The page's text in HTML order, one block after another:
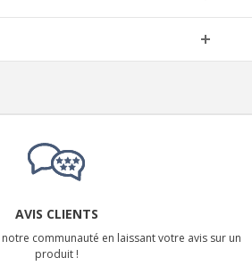
AVIS CLIENTS
communauté en laissant votre avis sur un
produit !